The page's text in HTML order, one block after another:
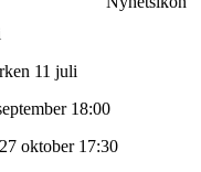
11 juli
18:00
oktober 17:30